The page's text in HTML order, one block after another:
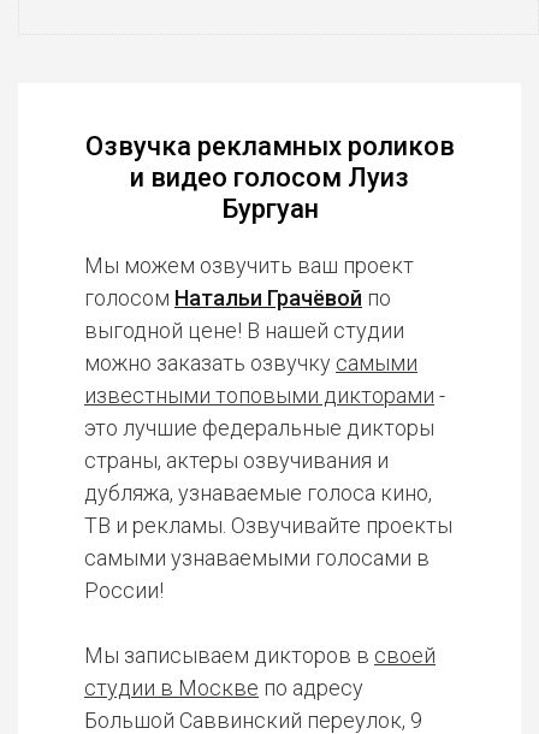
Озвучка рекламных роликов
и видео голосом Луиз
Бургуан
Мы можем озвучить ваш проект
голосом Натальи Грачёвой по
выгодной цене! В нашей студии
можно заказать озвучку самыми
известными топовыми дикторами -
это лучшие федеральные дикторы
страны, актеры озвучивания и
дубляжа, узнаваемые голоса кино,
ТВ и рекламы. Озвучивайте проекты
самыми узнаваемыми голосами в
России!
Мы записываем дикторов в своей
студии в Москве по адресу
Большой Саввинский переулок, 9